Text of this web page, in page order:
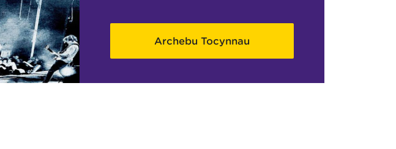
Archebu Tocynnau